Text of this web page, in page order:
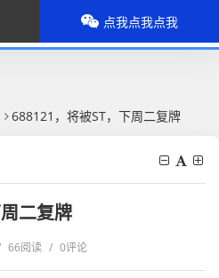
688121，将被ST，下周二复牌
二复牌
66阅读 / 0评论
点我点我点我